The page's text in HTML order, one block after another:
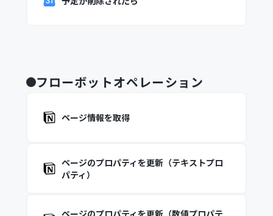
フローボットオペレーション
ページ情報を取得
ページのプロパティを更新（テキストプロ
パティ）
ページのプロパティを更新（数値プロパテ